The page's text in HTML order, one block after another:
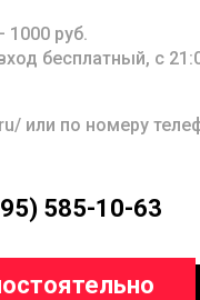
1000 руб.
бесплатный, с
или по номеру
585-10-63